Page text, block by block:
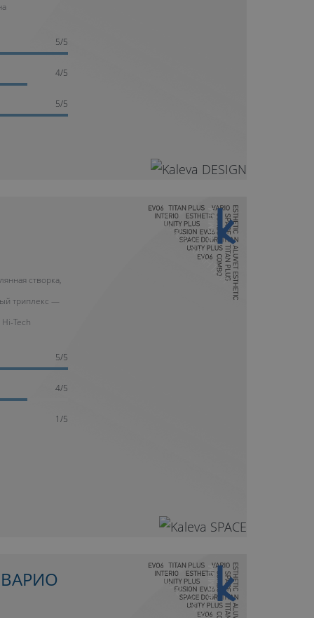
5/5
4/5
5/5
10 ЛЕТ ГАРАНТИИ
створка,
триплекс —
Tech
5/5
4/5
1/5